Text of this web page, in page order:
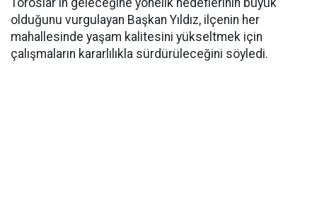
Toroslar'ın geleceğine yönelik hedeflerinin büyük
olduğunu vurgulayan Başkan Yıldız, ilçenin her
mahallesinde yaşam kalitesini yükseltmek için
çalışmaların kararlılıkla sürdürüleceğini söyledi.